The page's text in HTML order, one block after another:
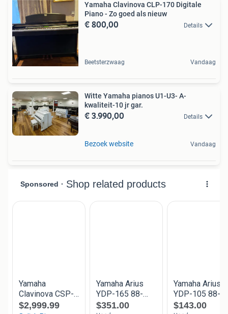
Yamaha Clavinova CLP-170 Digitale
Piano - Zo goed als nieuw
€ 800,00 Details
Beetsterzwaag Vandaag
Witte Yamaha pianos U1-U3- A-
kwaliteit-10 jr gar.
€ 3.990,00 Details
Bezoek website Vandaag